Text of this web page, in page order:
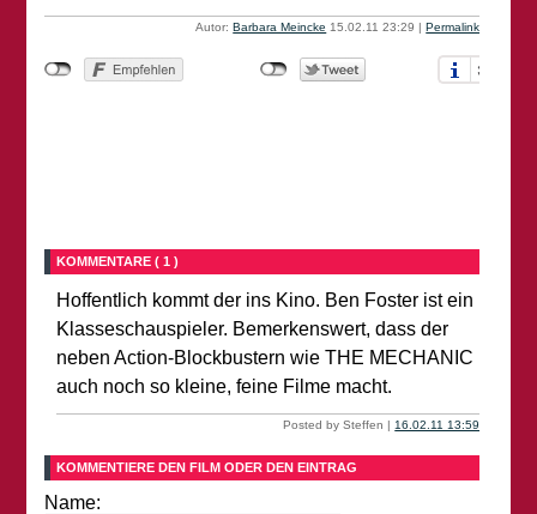
Autor:Barbara Meincke 15.02.11 23:29 |Permalink
KOMMENTARE ( 1 )
Hoffentlich kommt der ins Kino. Ben Foster ist ein
Klasseschauspieler. Bemerkenswert, dass der
neben Action-Blockbustern wie THE MECHANIC
auch noch so kleine, feine Filme macht.
Posted by Steffen | 16.02.11 13:59
KOMMENTIERE DEN FILM ODER DEN EINTRAG
Name: